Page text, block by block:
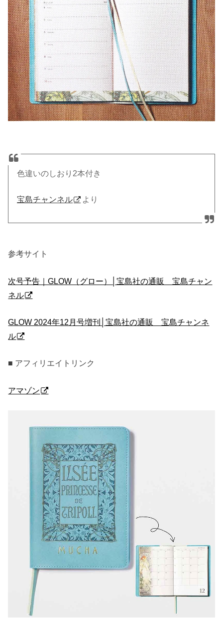
色違いのしおり2本付き
宝島チャンネル より
参考サイト
次号予告｜GLOW（グロー）│宝島社の通販 宝島チャン
ネル
GLOW 2024年12月号増刊│宝島社の通販 宝島チャンネ
ル
■ アフィリエイトリンク
アマゾン